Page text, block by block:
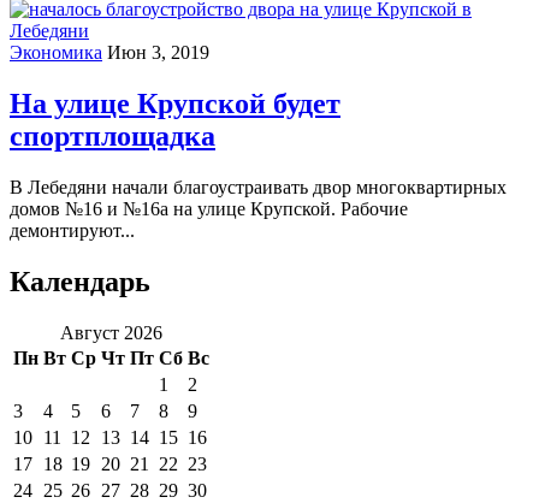
Экономика Июн 3, 2019
На улице Крупской будет
спортплощадка
В Лебедяни начали благоустраивать двор многоквартирных
домов №16 и №16а на улице Крупской. Рабочие
демонтируют...
Календарь
Август 2026
Пн Вт Ср Чт Пт Сб Вс
1
2
3
4 5 6 7 8
9
10 11 12 13 14 15 16
17 18 19 20 21 22 23
24 25 26 27 28 29 30